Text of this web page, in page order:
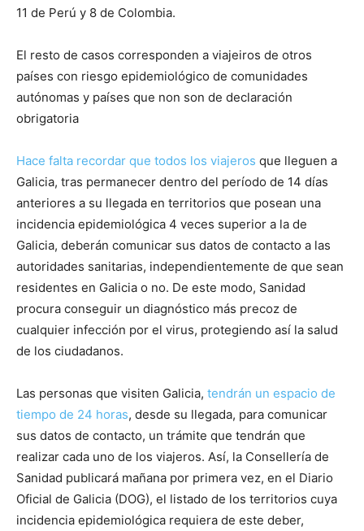
11 de Perú y 8 de Colombia.
El resto de casos corresponden a viajeiros de otros
países con riesgo epidemiológico de comunidades
autónomas y países que non son de declaración
obrigatoria
Hace falta recordar que todos los viajeros que lleguen a
Galicia, tras permanecer dentro del período de 14 días
anteriores a su llegada en territorios que posean una
incidencia epidemiológica 4 veces superior a la de
Galicia, deberán comunicar sus datos de contacto a las
autoridades sanitarias, independientemente de que sean
residentes en Galicia o no. De este modo, Sanidad
procura conseguir un diagnóstico más precoz de
cualquier infección por el virus, protegiendo así la salud
de los ciudadanos.
Las personas que visiten Galicia, tendrán un espacio de
tiempo de 24 horas, desde su llegada, para comunicar
sus datos de contacto, un trámite que tendrán que
realizar cada uno de los viajeros. Así, la Consellería de
Sanidad publicará mañana por primera vez, en el Diario
Oficial de Galicia (DOG), el listado de los territorios cuya
incidencia epidemiológica requiera de este deber,